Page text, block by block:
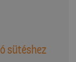
sütéshez